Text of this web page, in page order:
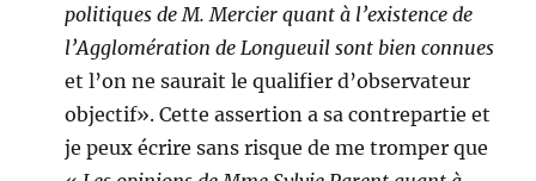
politiques de M. Mercier quant à l’existence de
l’Agglomération de Longueuil sont bien connues
et l’on ne saurait le qualifier d’observateur
objectif». Cette assertion a sa contrepartie et
je peux écrire sans risque de me tromper que